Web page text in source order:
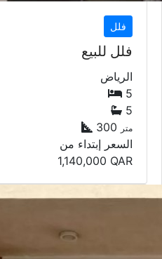
فلل
فلل للبيع
الرياض
5
5
300
متر
السعر إبتداء من
1,140,000 QAR